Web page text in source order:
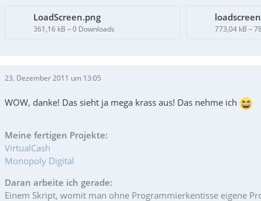
LoadScreen.png
361,16 kB – 0 Downloads 773,04 kB –
23. Dezember 2011 um 13:05
WOW, danke! Das sieht ja mega krass aus! Das nehme ich
Meine fertigen Projekte:
VirtualCash
Monopoly Digital
Daran arbeite ich gerade:
Einem Skript, womit man ohne Programmierkentisse eigene